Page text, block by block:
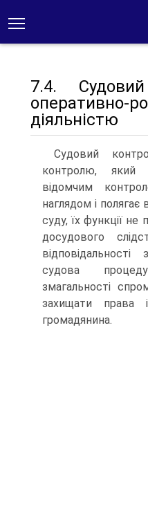
7.4.
оперативно-
діяльністю
Судовий
контролю, який
відомчим
наглядом і
суду, їх функції не
досудового
судова
змагальності
захищати
громадянина.